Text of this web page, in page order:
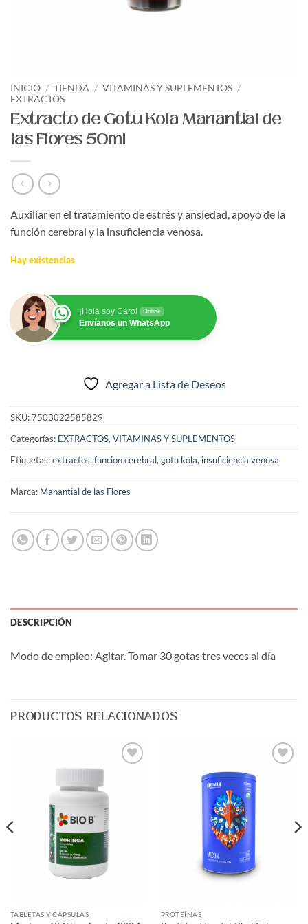
INICIO / TIENDA / VITAMINAS Y SUPLEMENTOS /
EXTRACTOS
Extracto de Gotu Kola Manantial de
las Flores 50ml
Auxiliar en el tratamiento de estrés y ansiedad, apoyo de la
función cerebral y la insuficiencia venosa.
Hay existencias
¡Hola soy Caro! Online
Envíanos un WhatsApp
Agregar a Lista de Deseos
SKU:7503022585829
Categorías: EXTRACTOS, VITAMINAS Y SUPLEMENTOS
Etiquetas:extractos, funcion cerebral, gotu kola, insuficiencia venosa
Marca: Manantial de las Flores
DESCRIPCIÓN
Modo de empleo: Agitar. Tomar 30 gotas tres veces al día
PRODUCTOS RELACIONADOS
TABLETAS Y CÁPSULAS PROTEÍNAS